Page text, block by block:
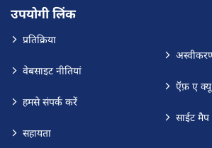
उपयोगी लिंक
प्रतिक्रिया
वेबसाइट नीतियां
हमसे संपर्क करें
सहायता
ऍफ़ ए क्यू
साईट मैप